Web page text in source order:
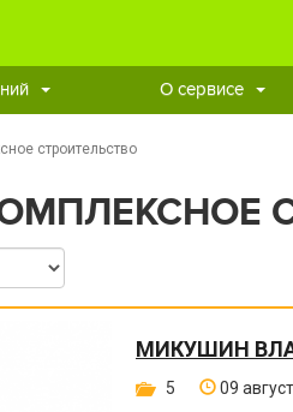
О сервисе
строительство
МИКУШИН
5 09